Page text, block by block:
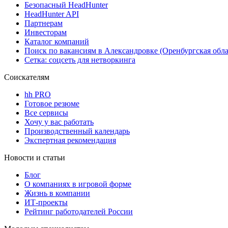
Безопасный HeadHunter
HeadHunter API
Партнерам
Инвесторам
Каталог компаний
Поиск по вакансиям в Александровке (Оренбургская
Сетка: соцсеть для нетворкинга
Соискателям
hh PRO
Готовое резюме
Все сервисы
Хочу у вас работать
Производственный календарь
Экспертная рекомендация
Новости и статьи
Блог
О компаниях в игровой форме
Жизнь в компании
ИТ-проекты
Рейтинг работодателей России